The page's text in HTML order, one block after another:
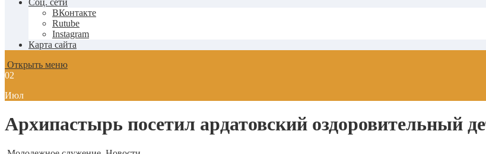
Соц. сети
ВКонтакте
Rutube
Instagram
Карта сайта
Открыть меню
02
Июл
Архипастырь посетил ардатовский оздоровительный